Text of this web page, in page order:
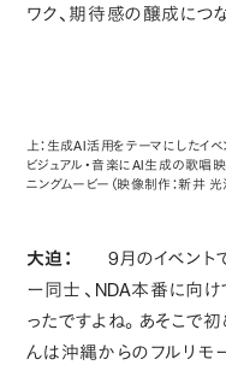
ワク、期待感の醸成につ
上：生成AI活用をテーマにしたイ
ビジュアル・音楽にAI生成の歌唱
ニングムービー（映像制作：新井 光
大迫：
9月のイベント
ー同士 、NDA本番に向
ったですよね。あそこで
んは沖縄からのフルリモ